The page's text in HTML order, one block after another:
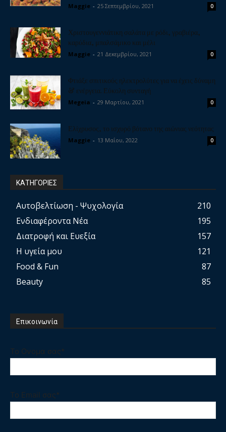
Maggie - 25 Σεπτεμβρίου, 2021 0
Χριστουγεννιάτικη σαλάτα με ρόδι, γραβιέρα,
καρύδια, μπαλσάμικο και μέλι
Maggie - 21 Δεκεμβρίου, 2021 0
Φτιάξε σπιτικούς ηλεκτρολύτες για να έχεις δύναμη
& ενέργεια. Εύκολη συνταγή
Megeia - 29 Μαρτίου, 2021 0
Ελίχρυσος, το ισχυρό βότανο της αιώνιας νεότητας
Maggie - 13 Μαΐου, 2022 0
ΚΑΤΗΓΟΡΙΕΣ
Αυτοβελτίωση - Ψυχολογία
210
Ενδιαφέροντα Νέα
195
Διατροφή και Ευεξία
157
Η υγεία μου
121
Food & Fun
87
Beauty
85
Επικοινωνία
Το Ονομα σας*
Το Email σας*